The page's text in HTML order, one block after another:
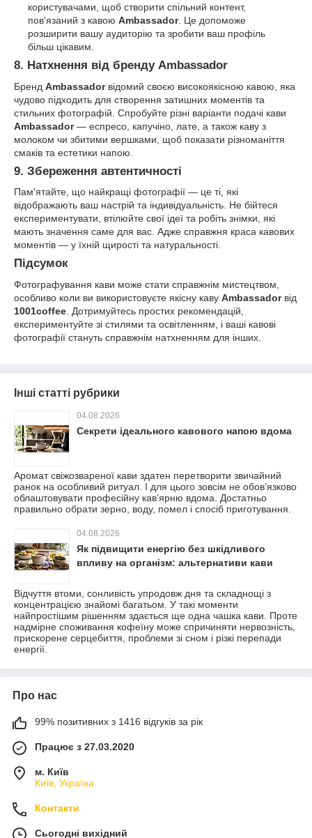
користувачами, щоб створити спільний контент,
пов'язаний з кавою Ambassador. Це допоможе
розширити вашу аудиторію та зробити ваш профіль
більш цікавим.
8. Натхнення від бренду Ambassador
Бренд Ambassadorвідомий своєю високоякісною кавою, яка
чудово підходить для створення затишних моментів та
стильних фотографій. Спробуйте різні варіанти подачі кави
Ambassador— еспресо, капучіно, лате, а також каву з
молоком чи збитими вершками, щоб показати різноманіття
смаків та естетики напою.
9. Збереження автентичності
Пам'ятайте, що найкращі фотографії — це ті, які
відображають ваш настрій та індивідуальність. Не бійтеся
експериментувати, втілюйте свої ідеї та робіть знімки, які
мають значення саме для вас. Адже справжня краса кавових
моментів — у їхній щирості та натуральності.
Підсумок
Фотографування кави може стати справжнім мистецтвом,
особливо коли ви використовуєте якісну каву Ambassadorвід
1001coffee . Дотримуйтесь простих рекомендацій,
експериментуйте зі стилями та освітленням, і ваші кавові
фотографії стануть справжнім натхненням для інших.
Інші статті рубрики
04.08.2026
Секрети ідеального кавового напою вдома
Аромат свіжозвареної кави здатен перетворити звичайний
ранок на особливий ритуал. І для цього зовсім не обов’язково
облаштовувати професійну кав’ярню вдома. Достатньо
правильно обрати зерно, воду, помел і спосіб приготування.
04.08.2026
Як підвищити енергію без шкідливого
впливу на організм: альтернативи кави
Відчуття втоми, сонливість упродовж дня та складнощі з
концентрацією знайомі багатьом. У такі моменти
найпростішим рішенням здається ще одна чашка кави. Проте
надмірне споживання кофеїну може спричиняти нервозність,
прискорене серцебиття, проблеми зі сном і різкі перепади
енергії.
Про нас
99% позитивних з 1416 відгуків за рік
Працює з 27.03.2020
м. Київ
Київ, Україна
Контакти
Сьогодні вихідний